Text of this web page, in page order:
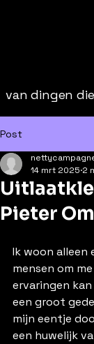
van dingen
Post
Pieter
14 mrt 2025 2
Ik woon alleen
mensen om
ervaringen
een groot
mijn eentje
een huwelijk